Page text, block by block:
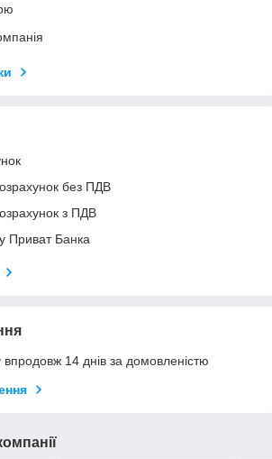
без ПДВ
з ПДВ
Приват Банка
14 днів за домовленістю